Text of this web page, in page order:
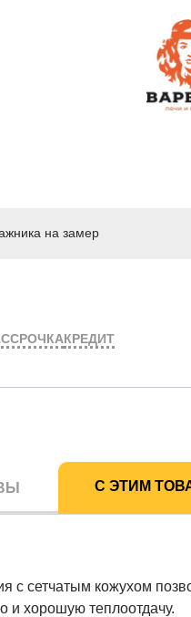
на замер
КРЕДИТ
С ЭТИМ
с сетчатым кожухом
и хорошую теплоотдачу.